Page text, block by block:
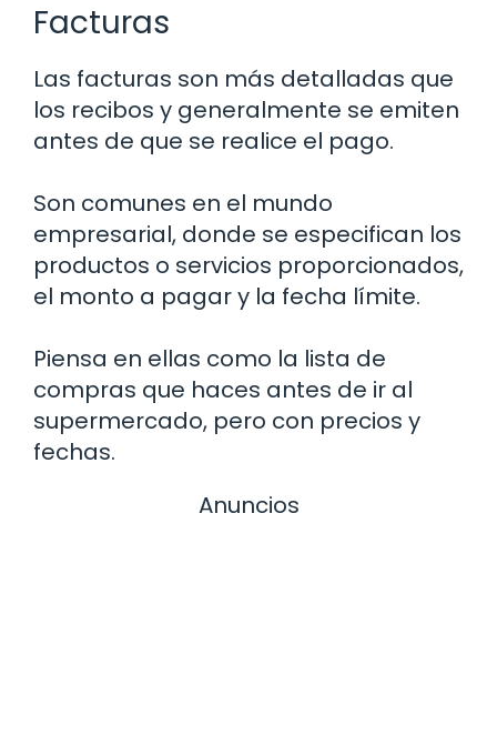
Facturas
Las facturas son más detalladas que
los recibos y generalmente se emiten
antes de que se realice el pago.
Son comunes en el mundo
empresarial, donde se especifican los
productos o servicios proporcionados,
el monto a pagar y la fecha límite.
Piensa en ellas como la lista de
compras que haces antes de ir al
supermercado, pero con precios y
fechas.
Anuncios